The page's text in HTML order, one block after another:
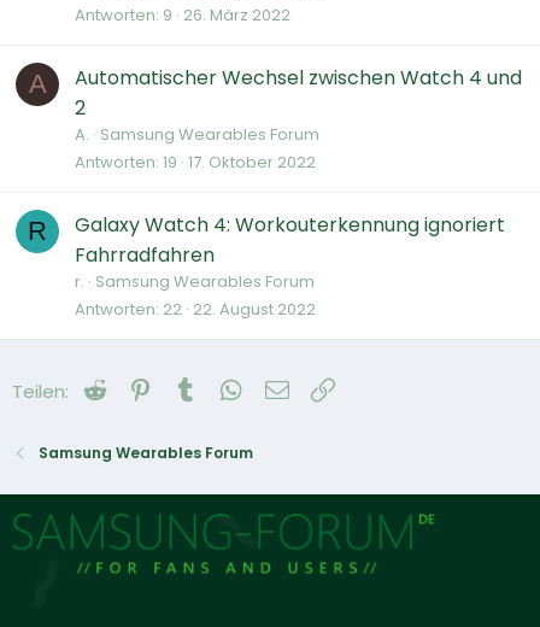
Antworten 9 26. März 2022
A
Automatischer Wechsel zwischen Watch 4 und
2
A. Samsung Wearables Forum
Antworten 19 17. Oktober 2022
R
Galaxy Watch 4: Workouterkennung ignoriert
Fahrradfahren
r. Samsung Wearables Forum
Antworten 22 22. August 2022
Teilen: Reddit Pinterest
Tumblr WhatsApp
E-Mail
Samsung Wearables Forum